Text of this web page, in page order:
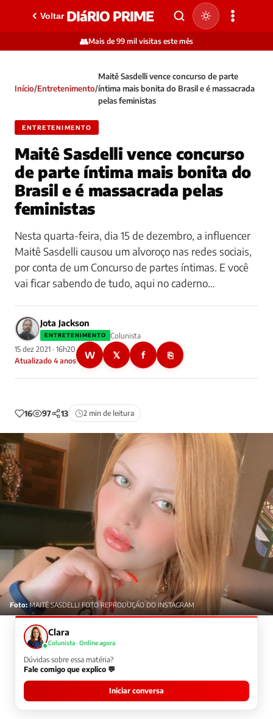
Voltar DIáRIO PRIME
👥Mais de 99 mil visitas este mês
Início/Entretenimento/
Maitê Sasdelli vence concurso de parte
íntima mais bonita do Brasil e é massacrada
pelas feministas
ENTRETENIMENTO
Maitê Sasdelli vence concurso
de parte íntima mais bonita do
Brasil e é massacrada pelas
feministas
Nesta quarta-feira, dia 15 de dezembro, a influencer
Maitê Sasdelli causou um alvoroço nas redes sociais,
por conta de um Concurso de partes íntimas. E você
vai ficar sabendo de tudo, aqui no caderno…
Jota Jackson
ENTRETENIMENTO
Colunista
15 dez 2021 · 16h20
Atualizado 4 anos
W 𝕏 f ⎘
16 97 13 2 min de leitura
Foto:MAITÊ SASDELLI FOTO REPRODUÇÃO DO INSTAGRAM
Clara
Colunista · Online agora
Dúvidas sobre essa matéria?
Fale comigo que explico 💬
Iniciar conversa